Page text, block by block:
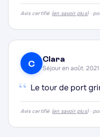
Avis certifié (en savoir plus) ·
C Clara
Séjour en août. 2021
“ Le tour de port
Avis certifié (en savoir plus) ·